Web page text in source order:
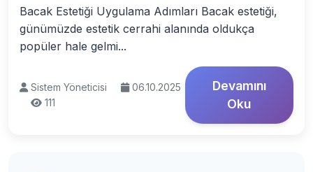
Bacak Estetiği Uygulama Adımları Bacak estetiği,
günümüzde estetik cerrahi alanında oldukça
popüler hale gelmi...
Sistem Yöneticisi
06.10.2025
111
Devamını
Oku